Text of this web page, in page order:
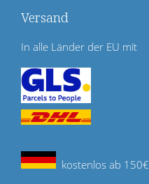
Versand
In alle Länder der EU mit
kostenlos ab 150€